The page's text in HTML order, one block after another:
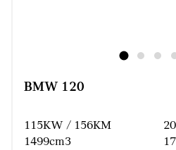
BMW 120
115KW / 156KM
1499cm3